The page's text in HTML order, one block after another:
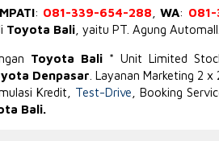
: 081-339-654-288 ,WA:
Toyota Bali , yaitu PT. Agung Automall.
Toyota Bali * Unit Limited
Denpasar . Layanan Marketing 2
Kredit, Test-Drive , Booking
Bali.